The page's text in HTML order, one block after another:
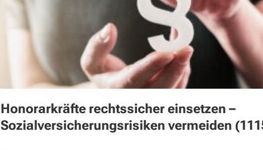
Honorarkräfte rechtssicher einsetzen –
Sozialversicherungsrisiken vermeiden